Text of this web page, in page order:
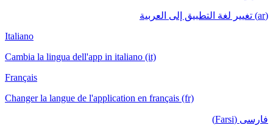
(ar) تغيير لغة التطبيق إلى العربية
Italiano
Cambia la lingua dell'app in italiano (it)
Français
Changer la langue de l'application en français (fr)
فارسی (Farsi)